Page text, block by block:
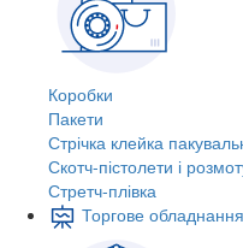
Коробки
Пакети
Стрічка клейка
Скотч-пістолети і
Стретч-плівка
Торгове обладнання